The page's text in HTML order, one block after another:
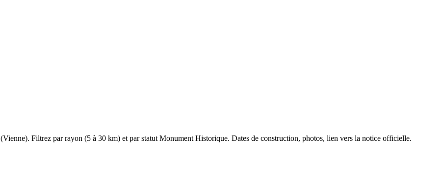
(Vienne). Filtrez par rayon (5 à 30 km) et par statut Monument Historique. Dates de construction, photos, lien vers la notice officielle.